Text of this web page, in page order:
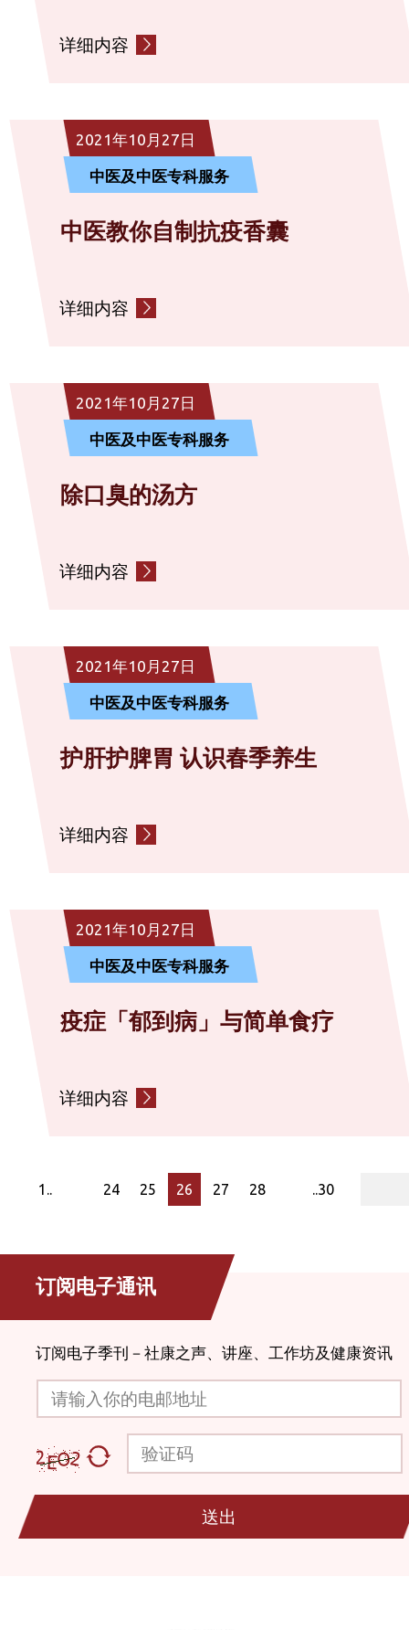
详细内容
2021年10月27日
中医及中医专科服务
中医教你自制抗疫香囊
详细内容
2021年10月27日
中医及中医专科服务
除口臭的汤方
详细内容
2021年10月27日
中医及中医专科服务
护肝护脾胃 认识春季养生
详细内容
2021年10月27日
中医及中医专科服务
疫症「郁到病」与简单食疗
详细内容
1.. 24 25 26 27 28 ..30
订阅电子通讯
订阅电子季刊－社康之声、讲座、工作坊及健康资讯
请输入你的电邮地址
验证码
送出